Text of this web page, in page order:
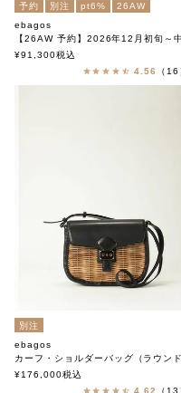
予約 別注 pt6%
26AW
ebagos
【26AW 予約】2026年12月初旬～中旬頃入荷予定
オイルショルダーミニ 紅籐 BLACK
¥91,300税込
4.56
（16
別注
ebagos
カーフ・ショルダーバッグ（ラウンドショルダー） BLACK
エバゴス
¥176,000税込
4.62
（13